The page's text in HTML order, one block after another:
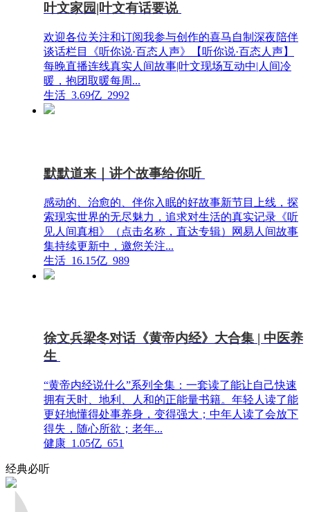
叶文家园|叶文有话要说
欢迎各位关注和订阅我参与创作的喜马自制深夜陪伴
谈话栏目《听你说·百态人声》【听你说·百态人声】
每晚直播连线真实人间故事|叶文现场互动中|人间冷
暖，抱团取暖每周...
生活 3.69亿 2992
默默道来｜讲个故事给你听
感动的、治愈的、伴你入眠的好故事新节目上线，探
索现实世界的无尽魅力，追求对生活的真实记录《听
见人间真相》（点击名称，直达专辑）网易人间故事
集持续更新中，邀您关注...
生活 16.15亿 989
徐文兵梁冬对话《黄帝内经》大合集 | 中医养
生
“黄帝内经说什么”系列全集：一套读了能让自己快速
拥有天时、地利、人和的正能量书籍。年轻人读了能
更好地懂得处事养身，变得强大；中年人读了会放下
得失，随心所欲；老年...
健康 1.05亿 651
经典必听